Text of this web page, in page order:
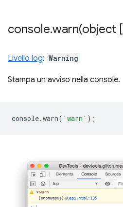
console.warn(object [
Livello log: Warning
Stampa un avviso nella console.
console.warn( 'warn' );